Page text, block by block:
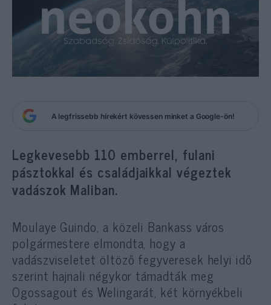
A legfrissebb hírekért kövessen minket a Google-ön!
Legkevesebb 110 emberrel, fulani
pásztokkal és családjaikkal végeztek
vadászok Maliban.
Moulaye Guindo, a közeli Bankass város
polgármestere elmondta, hogy a
vadászviseletet öltöző fegyveresek helyi idő
szerint hajnali négykor támadták meg
Ogossagout és Welingarát, két környékbeli